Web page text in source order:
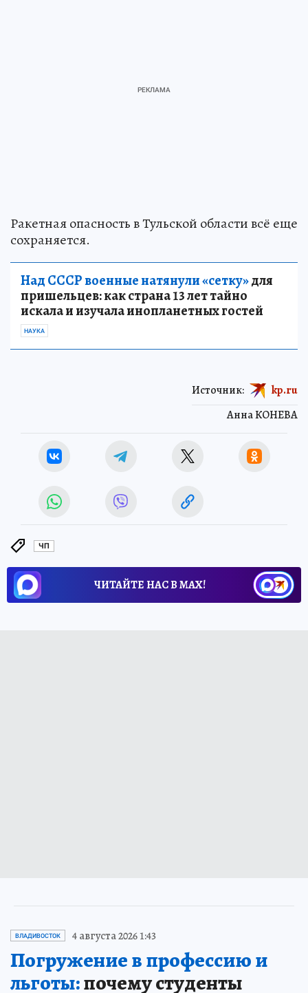
Ракетная опасность в Тульской области всё еще
сохраняется.
Над СССР военные натянули «сетку»для
пришельцев: как страна 13 лет тайно
искала и изучала инопланетных гостей
НАУКА
Анна КОНЕВА
Источник: kp.ru
ЧП
ЧИТАЙТЕ НАС В МАХ!
ВЛАДИВОСТОК 4 августа 2026 1:43
Погружение в профессию и
льготы:почему студенты